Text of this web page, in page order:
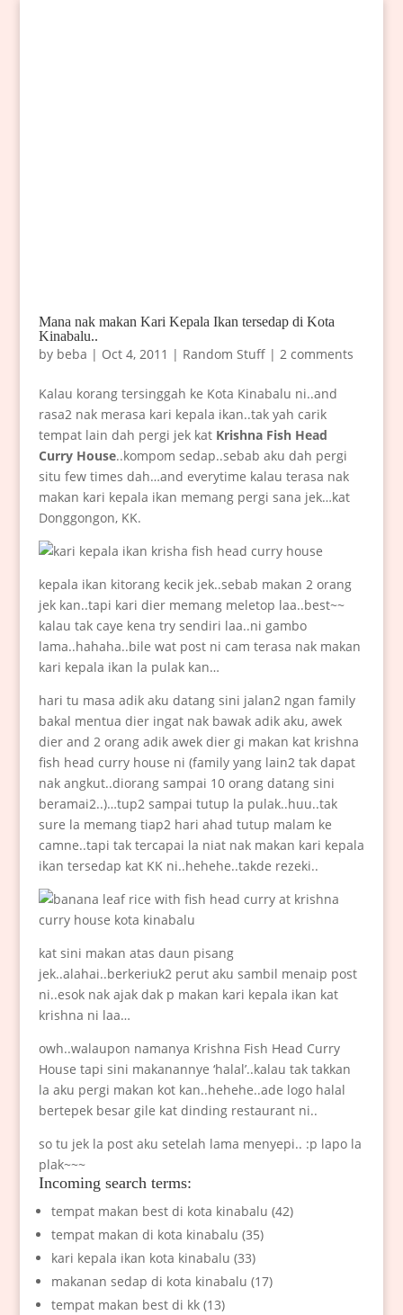
Mana nak makan Kari Kepala Ikan tersedap di Kota
Kinabalu..
by beba | Oct 4, 2011 | Random Stuff| 2 comments
Kalau korang tersinggah ke Kota Kinabalu ni..and
rasa2 nak merasa kari kepala ikan..tak yah carik
tempat lain dah pergi jek kat Krishna Fish Head
Curry House..kompom sedap..sebab aku dah pergi
situ few times dah…and everytime kalau terasa nak
makan kari kepala ikan memang pergi sana jek…kat
Donggongon, KK.
kepala ikan kitorang kecik jek..sebab makan 2 orang
jek kan..tapi kari dier memang meletop laa..best~~
kalau tak caye kena try sendiri laa..ni gambo
lama..hahaha..bile wat post ni cam terasa nak makan
kari kepala ikan la pulak kan…
hari tu masa adik aku datang sini jalan2 ngan family
bakal mentua dier ingat nak bawak adik aku, awek
dier and 2 orang adik awek dier gi makan kat krishna
fish head curry house ni (family yang lain2 tak dapat
nak angkut..diorang sampai 10 orang datang sini
beramai2..)…tup2 sampai tutup la pulak..huu..tak
sure la memang tiap2 hari ahad tutup malam ke
camne..tapi tak tercapai la niat nak makan kari kepala
ikan tersedap kat KK ni..hehehe..takde rezeki..
kat sini makan atas daun pisang
jek..alahai..berkeriuk2 perut aku sambil menaip post
ni..esok nak ajak dak p makan kari kepala ikan kat
krishna ni laa…
owh..walaupon namanya Krishna Fish Head Curry
House tapi sini makanannye ‘halal’..kalau tak takkan
la aku pergi makan kot kan..hehehe..ade logo halal
bertepek besar gile kat dinding restaurant ni..
so tu jek la post aku setelah lama menyepi.. :p lapo la
plak~~~
Incoming search terms:
tempat makan best di kota kinabalu (42)
tempat makan di kota kinabalu (35)
kari kepala ikan kota kinabalu (33)
makanan sedap di kota kinabalu (17)
tempat makan best di kk (13)